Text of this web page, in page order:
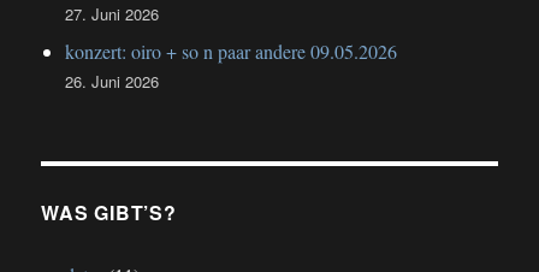
27. Juni 2026
konzert: oiro + so n paar andere 09.05.2026
26. Juni 2026
WAS GIBT’S?